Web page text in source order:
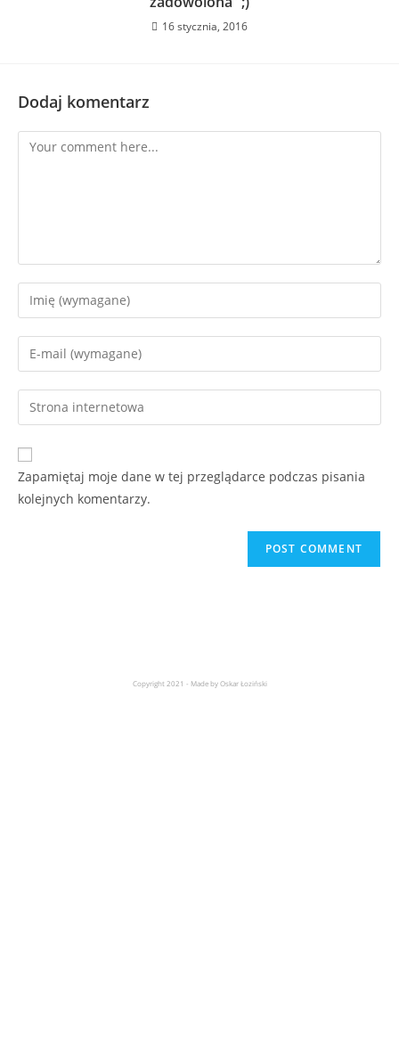
16 stycznia, 2016
Dodaj komentarz
Zapamiętaj moje dane w tej przeglądarce podczas pisania
kolejnych komentarzy.
Copyright 2021 - Made by Oskar Łoziński